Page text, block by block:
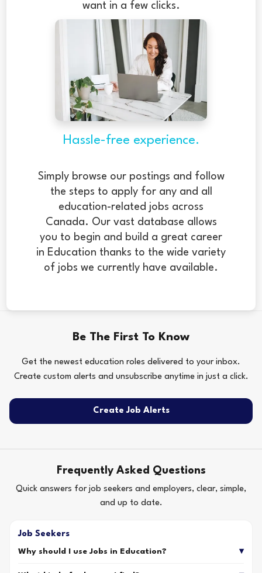
want in a few clicks.
Hassle-free experience.
Simply browse our postings and follow
the steps to apply for any and all
education-related jobs across
Canada. Our vast database allows
you to begin and build a great career
in Education thanks to the wide variety
of jobs we currently have available.
Be The First To Know
Get the newest education roles delivered to your inbox.
Create custom alerts and unsubscribe anytime in just a click.
Create Job Alerts
Frequently Asked Questions
Quick answers for job seekers and employers, clear, simple,
and up to date.
Job Seekers
Why should I use Jobs in Education?